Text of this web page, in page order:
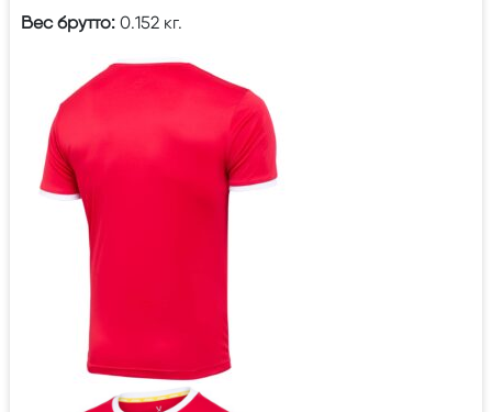
Вес брутто: 0.152 кг.